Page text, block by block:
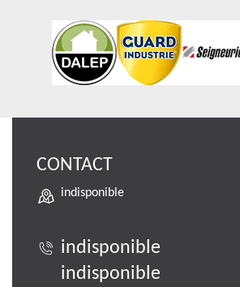
CONTACT
indisponible
indisponible
indisponible